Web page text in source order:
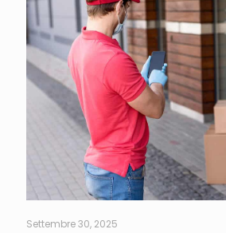
Settembre 30, 2025